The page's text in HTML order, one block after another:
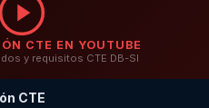
CTE EN YOUTUBE
y requisitos CTE DB-SI
CTE